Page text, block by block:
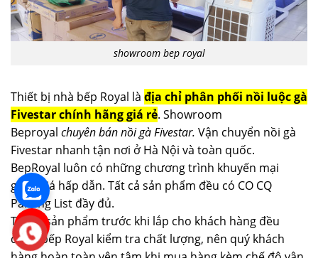
showroom bep royal
Thiết bị nhà bếp Royal là địa chỉ phân phối nồi luộc gà
Fivestar chính hãng giá rẻ. Showroom
Beproyal chuyên bán nồi gà Fivestar. Vận chuyển nồi gà
Fivestar nhanh tận nơi ở Hà Nội và toàn quốc.
BepRoyal luôn có những chương trình khuyến mại
giảm giá hấp dẫn. Tất cả sản phẩm đều có CO CQ
Parking List đầy đủ.
Tất cả sản phẩm trước khi lắp cho khách hàng đều
được bếp Royal kiểm tra chất lượng, nên quý khách